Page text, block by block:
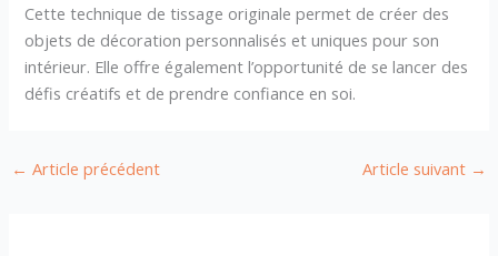
Cette technique de tissage originale permet de créer des
objets de décoration personnalisés et uniques pour son
intérieur. Elle offre également l’opportunité de se lancer des
défis créatifs et de prendre confiance en soi.
← Article précédent Article suivant →